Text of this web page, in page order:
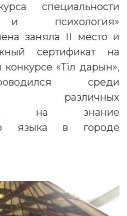
специальности
и психология»
заняла ІІ место и
сертификат на
«Тіл дарын»,
среди
различных
на знание
языка в городе